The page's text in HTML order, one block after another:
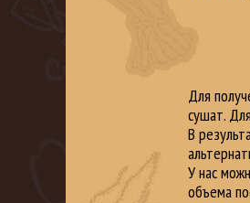
Для
сушат.
В
У нас
объема